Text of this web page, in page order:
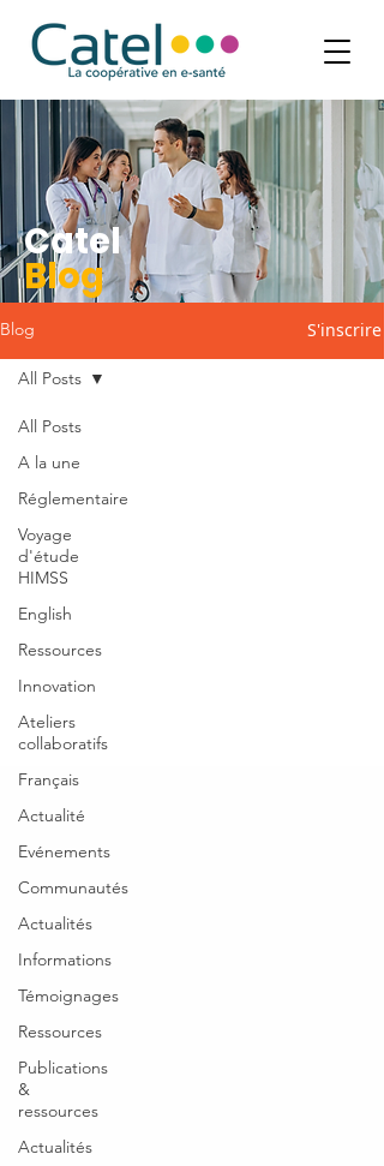
Blog S'inscrire
All Posts
A la une
Réglementaire
Voyage
d'étude
HIMSS
English
Ressources
Innovation
Ateliers
collaboratifs
Français
Actualité
Evénements
Communautés
Actualités
Informations
Témoignages
Ressources
Publications
&
ressources
Actualités
All Posts
Catel
Blog